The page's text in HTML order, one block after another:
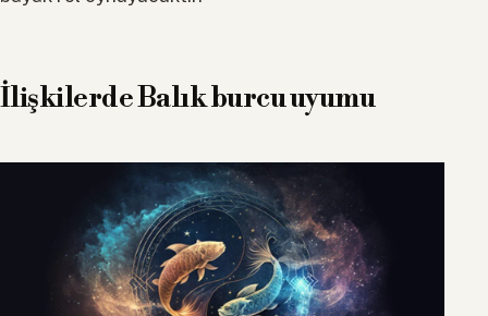
İlişkilerde Balık burcu uyumu